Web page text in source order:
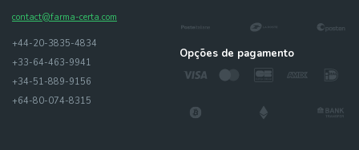
contact@farma-certa.com
+44-20-3835-4834
+33-64-463-9941
+34-51-889-9156
+64-80-074-8315
Opções de pagamento